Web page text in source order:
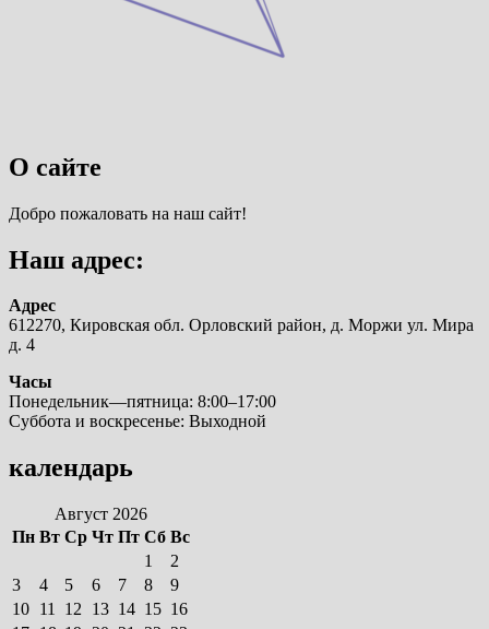
О сайте
Добро пожаловать на наш сайт!
Наш адрес:
Адрес
612270, Кировская обл. Орловский район, д. Моржи ул. Мира
д. 4
Часы
Понедельник—пятница: 8:00–17:00
Суббота и воскресенье: Выходной
календарь
Август 2026
Пн Вт Ср Чт Пт Сб Вс
1
2
3
4 5 6 7 8
9
10 11 12 13 14 15 16